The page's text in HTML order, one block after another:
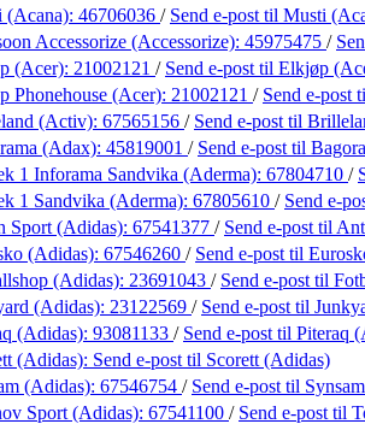
(Acana): 46706036 / Send e-post til Musti
Accessorize (Accessorize): 45975475 /
(Acer): 21002121 / Send e-post til Elkjøp
Phonehouse (Acer): 21002121 / Send e-post
(Activ): 67565156 / Send e-post til
(Adax): 45819001 / Send e-post til
1 Inforama Sandvika (Aderma): 67804710 /
1 Sandvika (Aderma): 67805610 / Send e-
Sport (Adidas): 67541377 / Send e-post til
(Adidas): 67546260 / Send e-post til
(Adidas): 23691043 / Send e-post til
(Adidas): 23122569 / Send e-post til
(Adidas): 93081133 / Send e-post til Piteraq
(Adidas): Send e-post til Scorett (Adidas)
(Adidas): 67546754 / Send e-post til
Sport (Adidas): 67541100 / Send e-post til